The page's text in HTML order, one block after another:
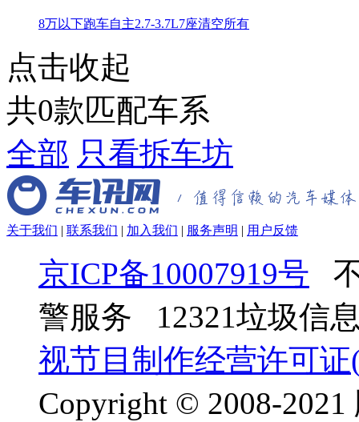
8万以下跑车自主2.7-3.7L7座清空所有
点击收起
共0款匹配车系
全部 只看拆车坊
关于我们 | 联系我们 | 加入我们 | 服务声明 | 用户反馈
京ICP备10007919号
警服务 12321垃圾信
视节目制作经营许可证
Copyright © 2008-